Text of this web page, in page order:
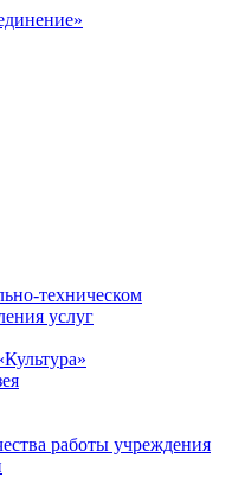
техническом
услуг
работы учреждения